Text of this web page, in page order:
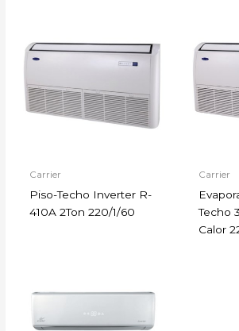
Carrier
Piso-Techo Inverter R-
410A 2Ton 220/1/60
Carrier
Techo
Calor